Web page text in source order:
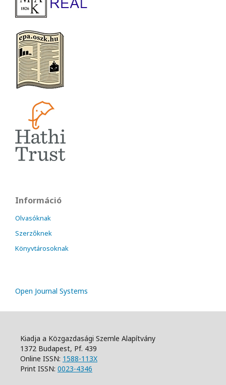
Információ
Olvasóknak
Szerzőknek
Könyvtárosoknak
Open Journal Systems
Kiadja a Közgazdasági Szemle Alapítvány
1372 Budapest, Pf. 439
Online ISSN: 1588-113X
Print ISSN: 0023-4346